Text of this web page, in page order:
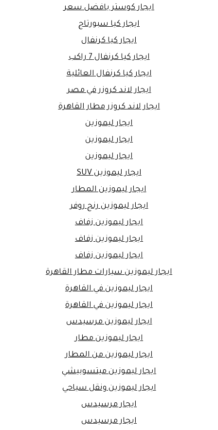
ايجار كوستر بافضل سعر
ايجار كيا سبورتاج
ايجار كيا كرنفال
ايجار كيا كرنفال 7 راكب
ايجار كيا كرنفال العائلية
ايجار لاند كروزر في مصر
ايجار لاند كروزر مطار القاهرة
ايجار ليموزين
ايجار ليموزين
ايجار ليموزين
ايجار ليموزين SUV
ايجار ليموزين المطار
ايجار ليموزين رنج روفر
ايجار ليموزين زفاف
ايجار ليموزين زفاف
ايجار ليموزين زفاف
ايجار ليموزين سيارات مطار القاهرة
ايجار ليموزين في القاهرة
ايجار ليموزين في القاهرة
ايجار ليموزين مرسيدس
ايجار ليموزين مطار
ايجار ليموزين من المطار
ايجار ليموزين ميتسوبيشي
ايجار ليموزين ونقل سياحي
ايجار مرسيدس
ايجار مرسيدس